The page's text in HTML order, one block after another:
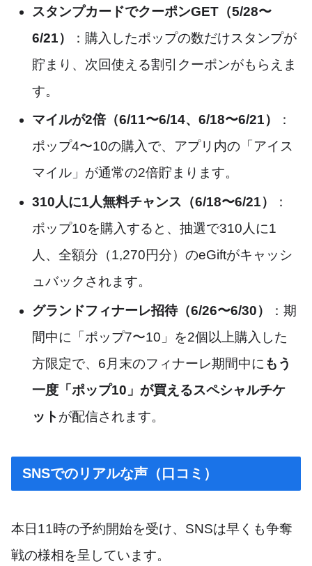
スタンプカードでクーポンGET（5/28〜
6/21）
：購入したポップの数だけスタンプが
貯まり、次回使える割引クーポンがもらえま
す。
マイルが2倍（6/11〜6/14、6/18〜6/21）
：
ポップ4〜10の購入で、アプリ内の「アイス
マイル」が通常の2倍貯まります。
310人に1人無料チャンス（6/18〜6/21）
：
ポップ10を購入すると、抽選で310人に1
人、全額分（1,270円分）のeGiftがキャッシ
ュバックされます。
グランドフィナーレ招待（6/26〜6/30）
：期
間中に「ポップ7〜10」を2個以上購入した
方限定で、6月末のフィナーレ期間中に もう
一度「ポップ10」が買えるスペシャルチケ
ットが配信されます。
SNSでのリアルな声（口コミ）
本日11時の予約開始を受け、SNSは早くも争奪
戦の様相を呈しています。